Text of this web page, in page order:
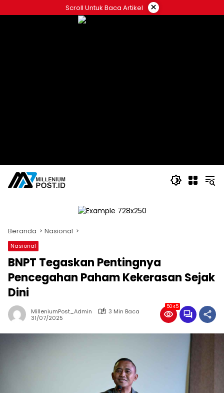
ke
Scroll Untuk Baca Artikel ×
Beranda Nasional
Nasional
BNPT Tegaskan Pentingnya
Pencegahan Paham Kekerasan Sejak
Dini
MilleniumPost_Admin
3 Min Baca
31/07/2025
5045